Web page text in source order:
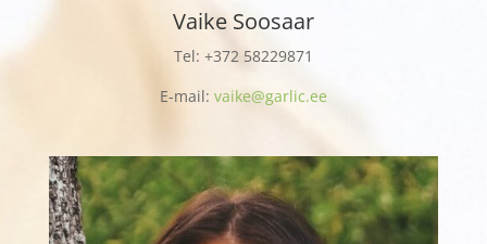
Vaike Soosaar
Tel: +372 58229871
E-mail: vaike@garlic.ee